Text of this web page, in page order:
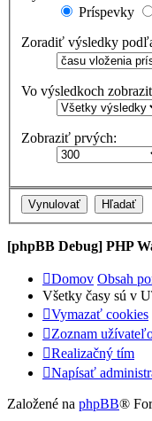
Príspevky
Zoradiť výsledky
Vo výsledkoch
Zobraziť prvých:
[phpBB Debug] PHP
Domov Obsah
Všetky časy sú v
Vymazať cookies
Zoznam
Realizačný tím
Napísať
Založené na phpBB®